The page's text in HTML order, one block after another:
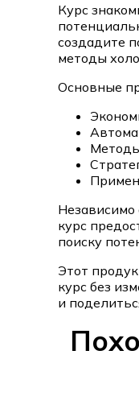
Курс
создадите
методы
Основные
Независимо
курс
поиску
Этот
курс без
и